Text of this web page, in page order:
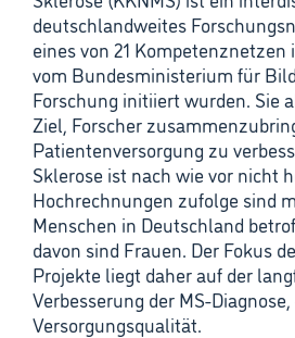
deutschlandweites
eines von 21 Kompetenznetzen
vom Bundesministerium für
Forschung initiiert wurden. Sie
Ziel, Forscher
Patientenversorgung zu
Sklerose ist nach wie vor nicht
Hochrechnungen zufolge sind
Menschen in Deutschland
davon sind Frauen. Der Fokus
Projekte liegt daher auf der
Verbesserung der MS-
Versorgungsqualität.